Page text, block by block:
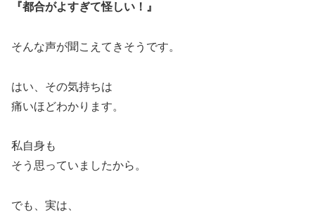
『都合がよすぎて怪しい！』
そんな声が聞こえてきそうです。
はい、その気持ちは
痛いほどわかります。
私自身も
そう思っていましたから。
でも、実は、